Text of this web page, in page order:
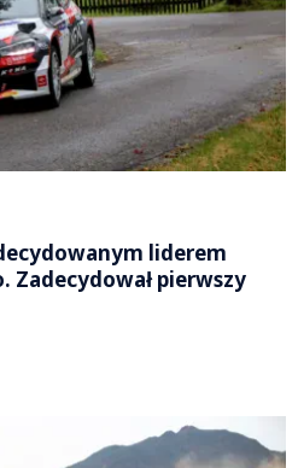
liderem
Zadecydował pierwszy